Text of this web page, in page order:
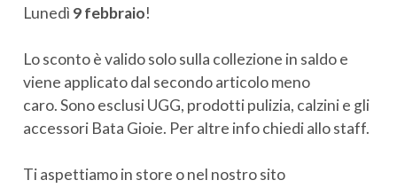
Lunedì 9 febbraio!
Lo sconto è valido solo sulla collezione in saldo e
viene applicato dal secondo articolo meno
caro. Sono esclusi UGG, prodotti pulizia, calzini e gli
accessori Bata Gioie. Per altre info chiedi allo staff.
Ti aspettiamo in store o nel nostro sito